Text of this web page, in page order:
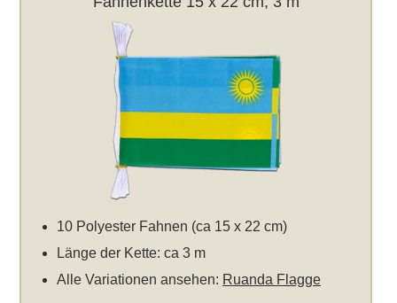
10 Polyester Fahnen (ca 15 x 22 cm)
Länge der Kette: ca 3 m
Alle Variationen ansehen: Ruanda Flagge